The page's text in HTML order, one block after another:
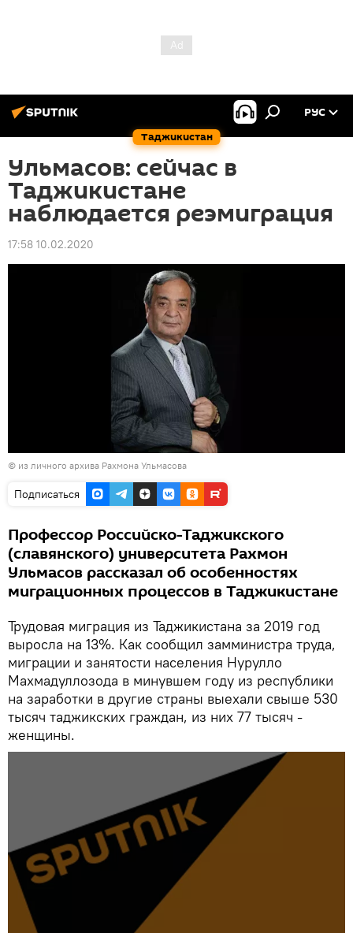
Таджикистан
РУС
Ульмасов: сейчас в
Таджикистане
наблюдается реэмиграция
17:58 10.02.2020
© из личного архива Рахмона Ульмасова
Подписаться
Профессор Российско-Таджикского
(славянского) университета Рахмон
Ульмасов рассказал об особенностях
миграционных процессов в Таджикистане
Трудовая миграция из Таджикистана за 2019 год
выросла на 13%. Как сообщил замминистра труда,
миграции и занятости населения Нурулло
Махмадуллозода в минувшем году из республики
на заработки в другие страны выехали свыше 530
тысяч таджикских граждан, из них 77 тысяч -
женщины.